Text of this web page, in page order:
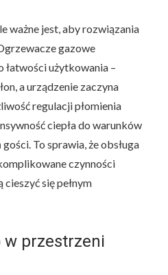
ważne jest, aby rozwiązania
gazowe
łatwości użytkowania –
a urządzenie zaczyna
regulacji płomienia
ciepła do warunków
To sprawia, że obsługa
czynności
się pełnym
w przestrzeni